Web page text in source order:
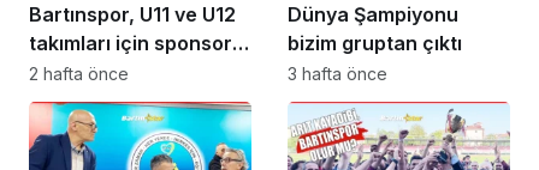
Bartınspor, U11 ve U12
takımları için sponsor
buldu
2 hafta önce
Dünya Şampiyonu
bizim gruptan çıktı
3 hafta önce